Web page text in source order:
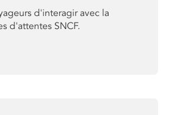
d'interagir avec la
d'attentes SNCF.